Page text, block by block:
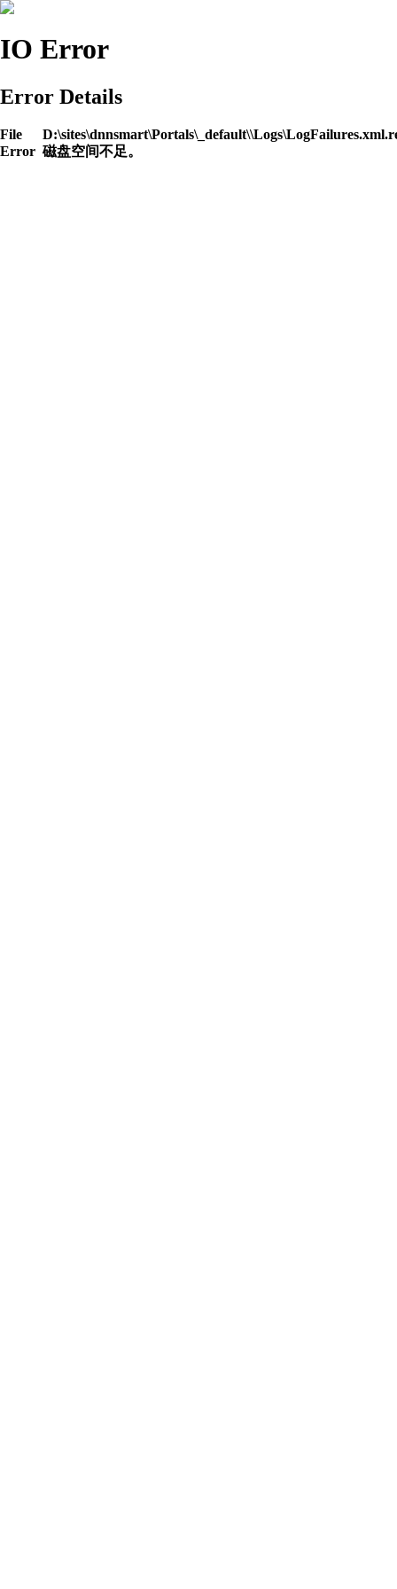
IO Error
Error Details
File
Error 磁盘空间不足。